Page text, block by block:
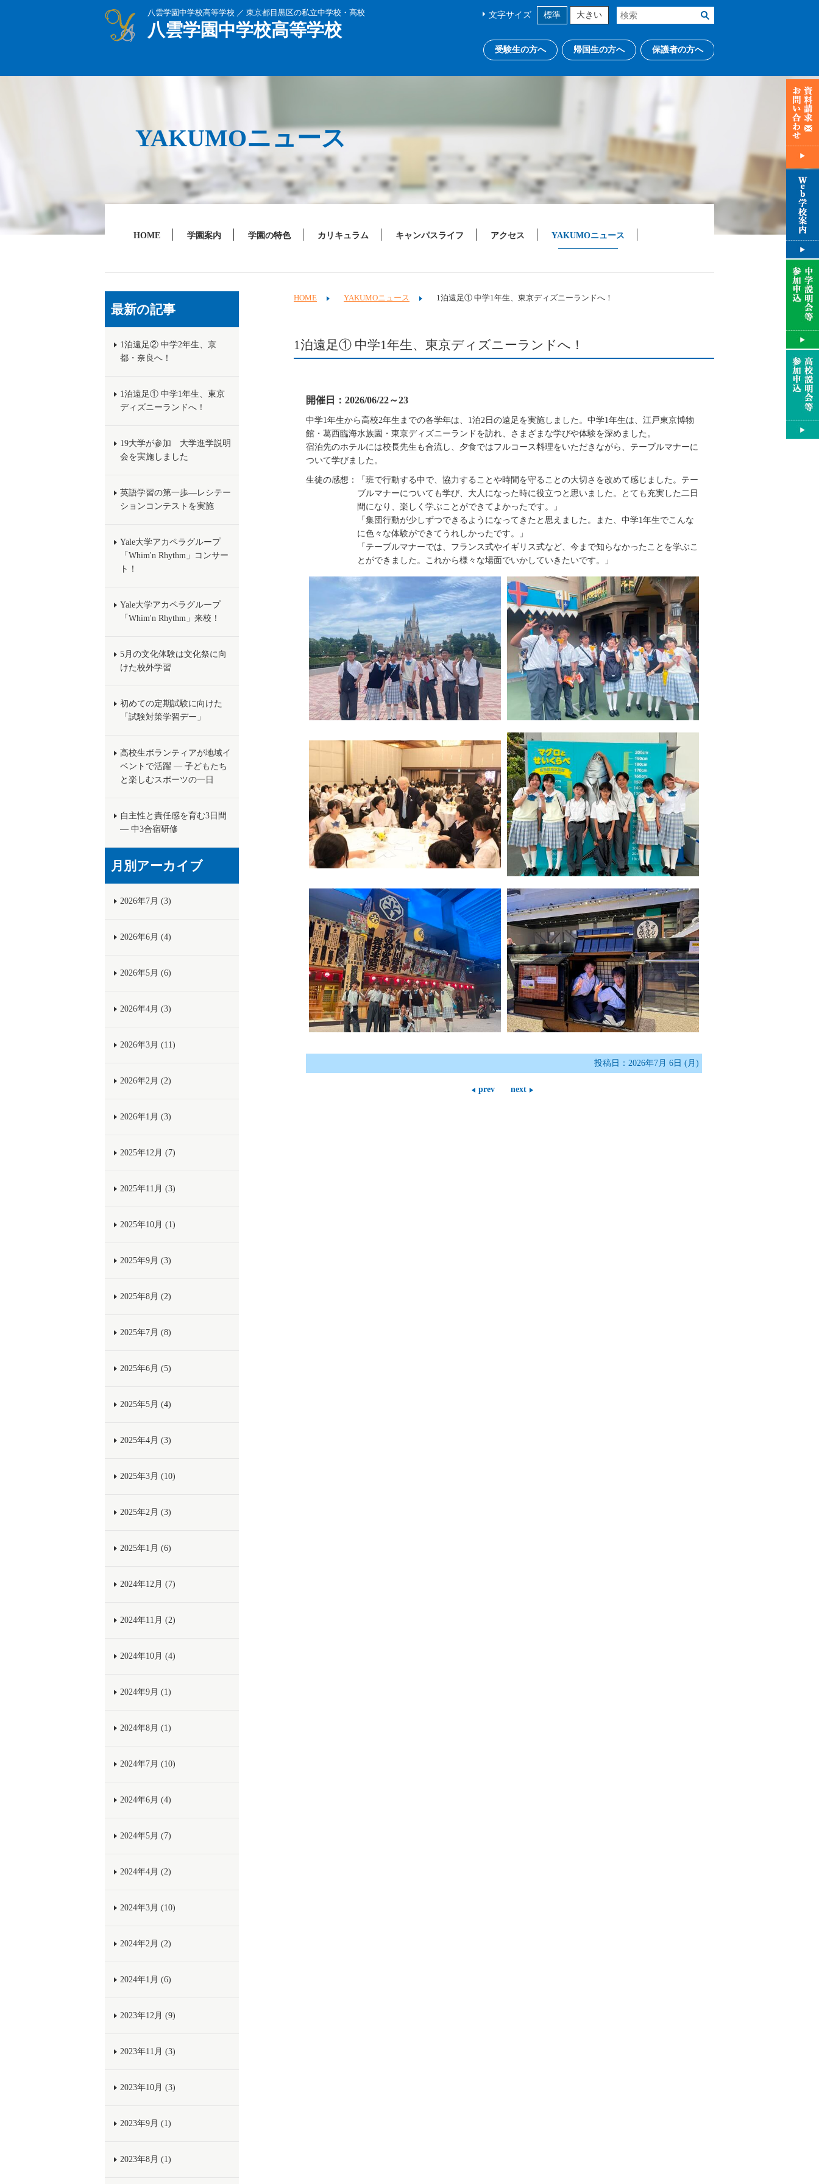
八雲学園中学校高等学校 ／ 東京都目黒区の私立中学校・高校
八雲学園中学校高等学校
文字サイズ 標準 大きい
受験生の方へ 帰国生の方へ 保護者の方へ
YAKUMOニュース
HOME 学園案内 学園の特色 カリキュラム キャンパスライフ アクセス YAKUMOニュース
HOME YAKUMOニュース 1泊遠足① 中学1年生、東京ディズニーランドへ！
1泊遠足① 中学1年生、東京ディズニーランドへ！
開催日：2026/06/22～23
中学1年生から高校2年生までの各学年は、1泊2日の遠足を実施しました。中学1年生は、江戸東京博物
館・葛西臨海水族園・東京ディズニーランドを訪れ、さ まざまな学びや体験を深めました。
宿泊先のホテルには校長先生も合流し、夕食ではフルコース料理をいただきながら、テーブルマナーに
ついて学びました。
生徒の感想：「班で行動する中で、協力することや時間を守ることの大切さを改めて感じました。テー
ブルマナーについても学び、大人になった時に役立つと思いました。とても充実した二日
間になり、楽しく学ぶことができてよかったです。」
「集団行動が少しずつできるようになってきたと思えました。また、中学1年生でこんな
に色々な体験ができてうれしかったです。」
「テーブルマナーでは、フランス式やイギリス式など、今まで知らなかったことを学ぶこ
とができました。これから様々な場面でいかしていきたいです。」
投稿日：2026年7月 6日 (月)
prev next
最新の記事
1泊遠足② 中学2年生、京
都・奈良へ！
1泊遠足① 中学1年生、東京
ディズニーランドへ！
19大学が参加 大学進学説明
会を実施しました
英語学習の第一歩―レシテー
ションコンテストを実施
Yale大学アカペラグループ
「Whim'n Rhythm」コンサー
ト！
Yale大学アカペラグループ
「Whim'n Rhythm」来校！
5月の文化体験は文化祭に向
けた校外学習
初めての定期試験に向けた
「試験対策学習デー」
高校生ボランティアが地域イ
ベントで活躍 ― 子どもたち
と楽しむスポーツの一日
自主性と責任感を育む3日間
― 中3合宿研修
月別アーカイブ
2026年7月 (3)
2026年6月 (4)
2026年5月 (6)
2026年4月 (3)
2026年3月 (11)
2026年2月 (2)
2026年1月 (3)
2025年12月 (7)
2025年11月 (3)
2025年10月 (1)
2025年9月 (3)
2025年8月 (2)
2025年7月 (8)
2025年6月 (5)
2025年5月 (4)
2025年4月 (3)
2025年3月 (10)
2025年2月 (3)
2025年1月 (6)
2024年12月 (7)
2024年11月 (2)
2024年10月 (4)
2024年9月 (1)
2024年8月 (1)
2024年7月 (10)
2024年6月 (4)
2024年5月 (7)
2024年4月 (2)
2024年3月 (10)
2024年2月 (2)
2024年1月 (6)
2023年12月 (9)
2023年11月 (3)
2023年10月 (3)
2023年9月 (1)
2023年8月 (1)